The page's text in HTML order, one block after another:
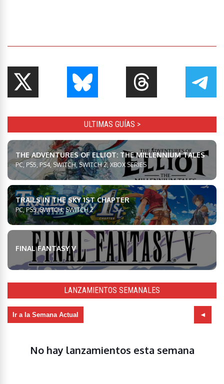
ULTIMAS GUÍAS >
THE ADVENTURES OF ELLIOT: THE MILLENNIUM TALES
PC, PS5, PS4, SWITCH, SWITCH 2, XBOX SERIES
TRAILS IN THE SKY 1ST CHAPTER
PC, PS5, SWITCH, SWITCH 2
FINAL FANTASY V
LANZAMIENTOS SEMANALES
Ir a la Semana Actual
No hay lanzamientos esta semana